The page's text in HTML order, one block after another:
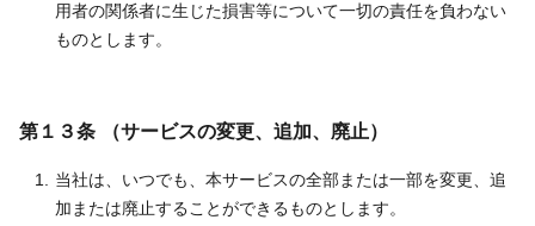
用者の関係者に生じた損害等について一切の責任を負わない
ものとします。
第１３条 （サービスの変更、追加、廃止）
当社は、いつでも、本サービスの全部または一部を変更、追
加または廃止することができるものとします。